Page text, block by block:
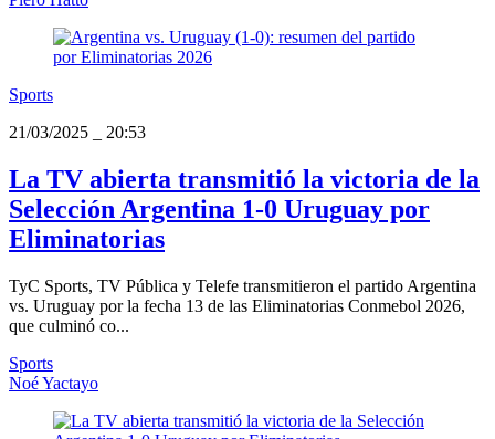
Sports
21/03/2025
20:53
La TV abierta transmitió la victoria de la
Selección Argentina 1-0 Uruguay por
Eliminatorias
TyC Sports, TV Pública y Telefe transmitieron el partido Argentina
vs. Uruguay por la fecha 13 de las Eliminatorias Conmebol 2026,
que culminó co...
Sports
Noé Yactayo